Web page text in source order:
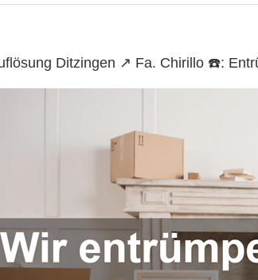
Ditzingen ↗️ Fa. Chirillo ☎️: